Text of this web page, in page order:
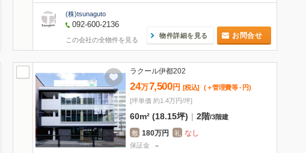
(株)tsunaguto
092-600-2136
この会社の全物件を見る
物件詳細を見る お問合せ
ラクール伊都202
24万7,500 円 [税込] (＋管理費等 - 円)
[坪単価 約1.4万円/坪]
60m² (18.15坪) | 2階/3階建
敷 180万円 礼 なし
保証金 －